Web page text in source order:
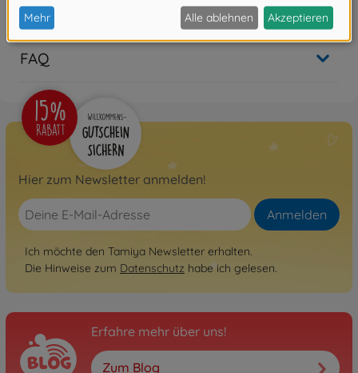
Bewertungen
FAQ
Hier zum Newsletter anmelden!
Anmelden
Ich möchte den Tamiya Newsletter erhalten.
Die Hinweise zum Datenschutz habe ich gelesen.
Erfahre mehr über uns!
Zum Blog